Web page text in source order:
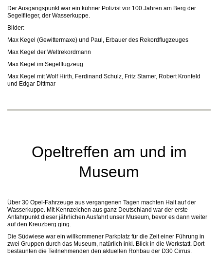
Der Ausgangspunkt war ein kühner Polizist vor 100 Jahren am Berg der
Segelflieger, der Wasserkuppe.
Bilder:
Max Kegel (Gewittermaxe) und Paul, Erbauer des Rekordflugzeuges
Max Kegel der Weltrekordmann
Max Kegel im Segelflugzeug
Max Kegel mit Wolf Hirth, Ferdinand Schulz, Fritz Stamer, Robert Kronfeld
und Edgar Dittmar
Opeltreffen am und im
Museum
Über 30 Opel-Fahrzeuge aus vergangenen Tagen machten Halt auf der
Wasserkuppe. Mit Kennzeichen aus ganz Deutschland war der erste
Anfahrpunkt dieser jährlichen Ausfahrt unser Museum, bevor es dann weiter
auf den Kreuzberg ging.
Die Südwiese war ein willkommener Parkplatz für die Zeit einer Führung in
zwei Gruppen durch das Museum, natürlich inkl. Blick in die Werkstatt. Dort
bestaunten die Teilnehmenden den aktuellen Rohbau der D30 Cirrus.